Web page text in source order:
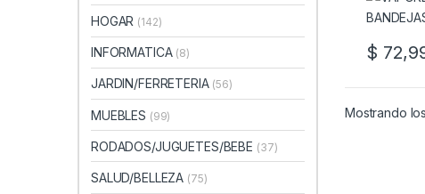
$
Mostrando
HOGAR (142)
INFORMATICA (8)
JARDIN/FERRETERIA (56)
MUEBLES (99)
RODADOS/JUGUETES/BEBE (37)
SALUD/BELLEZA (75)